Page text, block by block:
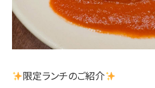
限定ランチのご紹介